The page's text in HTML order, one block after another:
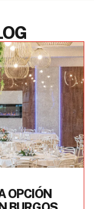
OPCIÓN